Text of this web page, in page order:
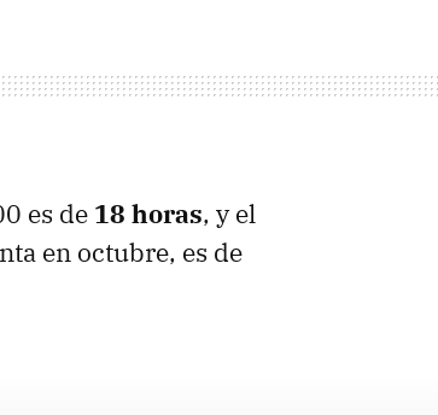
es de 18 horas, y el
en octubre, es de